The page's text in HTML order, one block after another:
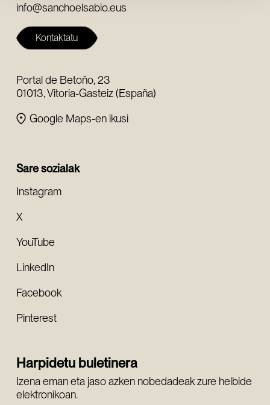
info@sanchoelsabio.eus
Kontaktatu
Portal de Betoño, 23
01013, Vitoria-Gasteiz (España)
Google Maps-en ikusi
Sare sozialak
Instagram
X
YouTube
LinkedIn
Facebook
Pinterest
Harpidetu buletinera
Izena eman eta jaso azken nobedadeak zure helbide
elektronikoan.